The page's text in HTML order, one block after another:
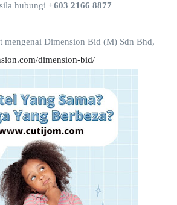
hubungi +603 2166 8877
mengenai Dimension Bid (M) Sdn Bhd,
dimension-bid/